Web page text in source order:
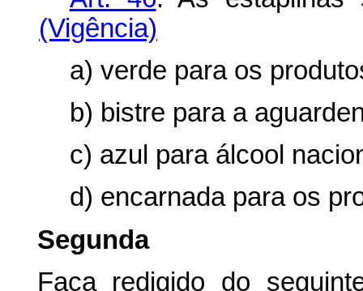
(Vigência)
a) verde para os
b) bistre para a
c) azul para álcool
d) encarnada para os
Segunda
Faça redigido do